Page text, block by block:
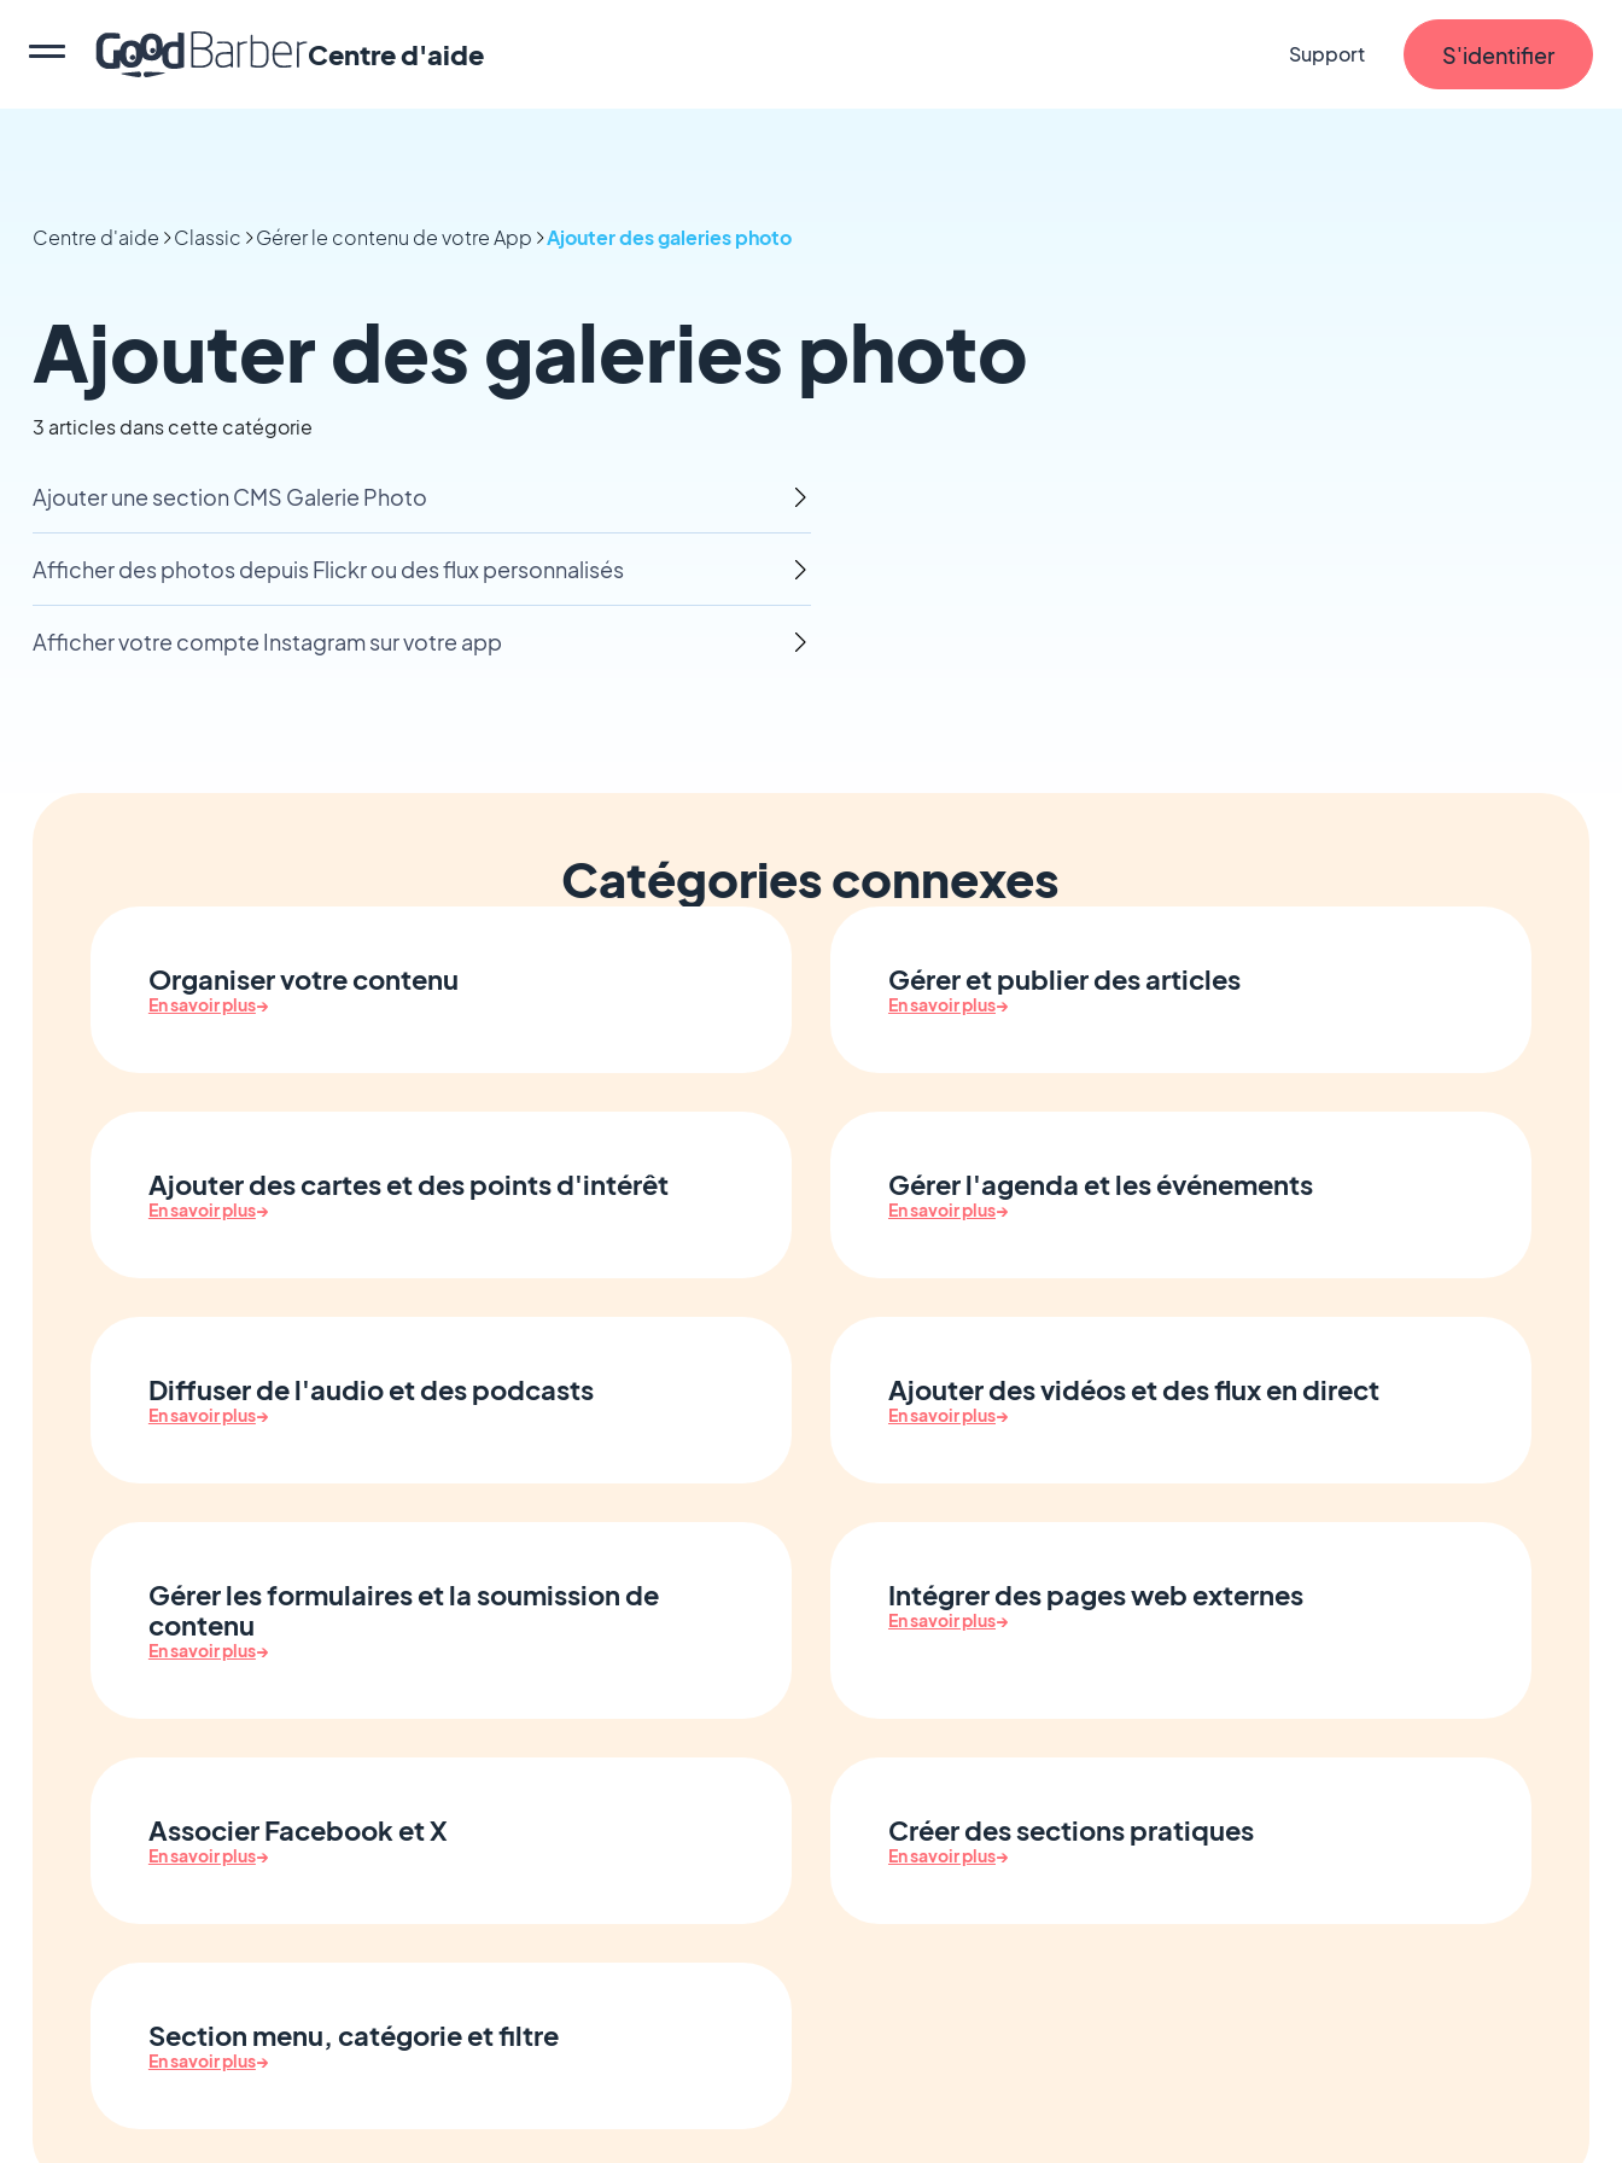
Centre d'aide Support S'identifier
Centre d'aide Classic Gérer le contenu de votre App Ajouter des galeries photo
Ajouter des galeries photo
3 articles dans cette catégorie
Ajouter une section CMS Galerie Photo
Afficher des photos depuis Flickr ou des flux personnalisés
Afficher votre compte Instagram sur votre app
Catégories connexes
Organiser votre contenu
En savoir plus→
Gérer et publier des articles
En savoir plus→
Ajouter des cartes et des points d'intérêt
En savoir plus→
Gérer l'agenda et les événements
En savoir plus→
Diffuser de l'audio et des podcasts
En savoir plus→
Ajouter des vidéos et des flux en direct
En savoir plus→
Gérer les formulaires et la soumission de
contenu
En savoir plus→
Intégrer des pages web externes
En savoir plus→
Associer Facebook et X
En savoir plus→
Créer des sections pratiques
En savoir plus→
Section menu, catégorie et filtre
En savoir plus→